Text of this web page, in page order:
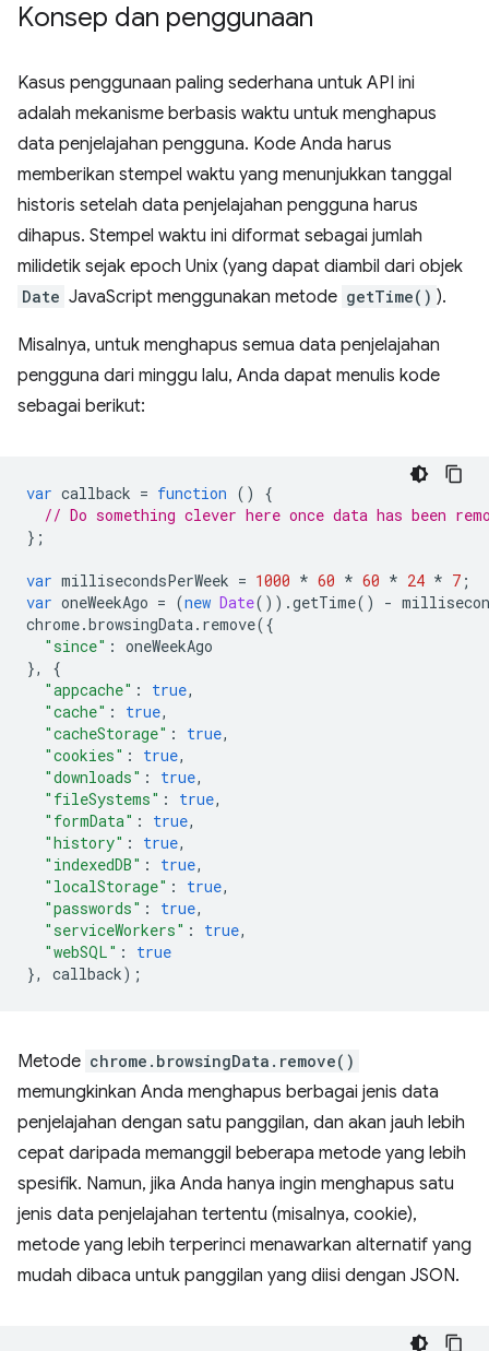
Konsep dan penggunaan
Kasus penggunaan paling sederhana untuk API ini
adalah mekanisme berbasis waktu untuk menghapus
data penjelajahan pengguna. Kode Anda harus
memberikan stempel waktu yang menunjukkan tanggal
historis setelah data penjelajahan pengguna harus
dihapus. Stempel waktu ini diformat sebagai jumlah
milidetik sejak epoch Unix (yang dapat diambil dari objek
Date JavaScript menggunakan metode getTime() ).
Misalnya, untuk menghapus semua data penjelajahan
pengguna dari minggu lalu, Anda dapat menulis kode
sebagai berikut:
var callback = function ()
{
// Do something clever here once data has been
};
var millisecondsPerWeek = 1000 * 60 * 60 * 24 * 7 ;
var oneWeekAgo = (new Date()).getTime() -
chrome.browsingData. remove({
"since" : oneWeekAgo
},
{
"appcache" : true,
"cache" : true,
"cacheStorage" : true,
"cookies" : true,
"downloads" : true,
"fileSystems" : true,
"formData" : true,
"history" : true,
"indexedDB" : true,
"localStorage" : true,
"passwords" : true,
"serviceWorkers" : true,
"webSQL" :
true
},
callback);
Metode chrome.browsingData.remove()
memungkinkan Anda menghapus berbagai jenis data
penjelajahan dengan satu panggilan, dan akan jauh lebih
cepat daripada memanggil beberapa metode yang lebih
spesifik. Namun, jika Anda hanya ingin menghapus satu
jenis data penjelajahan tertentu (misalnya, cookie),
metode yang lebih terperinci menawarkan alternatif yang
mudah dibaca untuk panggilan yang diisi dengan JSON.